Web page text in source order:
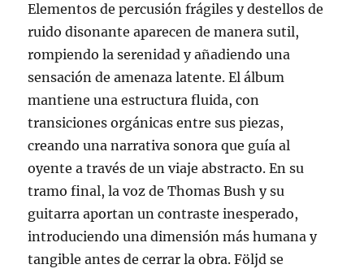
Elementos de percusión frágiles y destellos de
ruido disonante aparecen de manera sutil,
rompiendo la serenidad y añadiendo una
sensación de amenaza latente. El álbum
mantiene una estructura fluida, con
transiciones orgánicas entre sus piezas,
creando una narrativa sonora que guía al
oyente a través de un viaje abstracto. En su
tramo final, la voz de Thomas Bush y su
guitarra aportan un contraste inesperado,
introduciendo una dimensión más humana y
tangible antes de cerrar la obra. Följd se